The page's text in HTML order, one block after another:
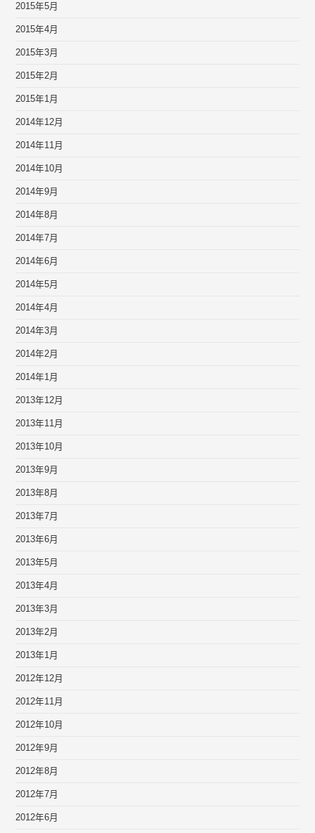
2015年5月
2015年4月
2015年3月
2015年2月
2015年1月
2014年12月
2014年11月
2014年10月
2014年9月
2014年8月
2014年7月
2014年6月
2014年5月
2014年4月
2014年3月
2014年2月
2014年1月
2013年12月
2013年11月
2013年10月
2013年9月
2013年8月
2013年7月
2013年6月
2013年5月
2013年4月
2013年3月
2013年2月
2013年1月
2012年12月
2012年11月
2012年10月
2012年9月
2012年8月
2012年7月
2012年6月